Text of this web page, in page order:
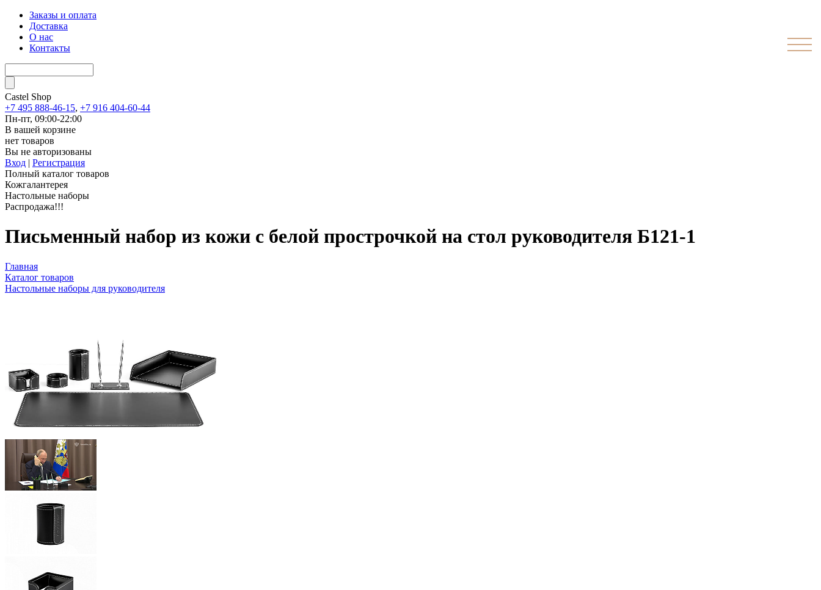
Заказы и оплата
Доставка
О нас
Контакты
Castel Shop
+7 495 888-46-15, +7 916 404-60-44
Пн-пт, 09:00-22:00
В вашей корзине
нет товаров
Вы не авторизованы
Вход | Регистрация
Полный каталог товаров
Кожгалантерея
Настольные наборы
Распродажа!!!
Письменный набор из кожи с белой прострочкой на стол руководителя Б121-1
Главная
Каталог товаров
Настольные наборы для руководителя